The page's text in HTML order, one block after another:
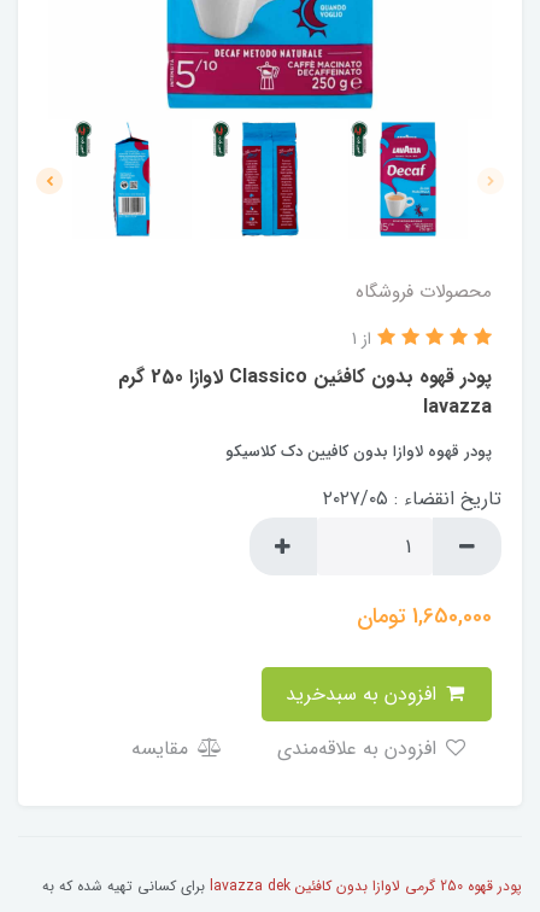
محصولات فروشگاه
پودر قهوه بدون کافئین Classico لاوازا 250 گرم
lavazza
از 1
پودر قهوه لاوازا بدون کافیین دک کلاسیکو
تاریخ انقضاء : ۲۰۲۷/۰۵
1,650,000تومان
مقایسه
پودر قهوه 250 گرمی لاوازا بدون کافئین lavazza dek
برای کسانی تهیه شده که به